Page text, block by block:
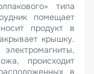
типа
помещает
продукт в
крышку.
происходит
в